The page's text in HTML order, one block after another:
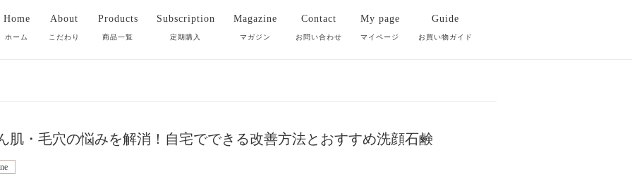
Home
ホーム
About
こだわり
Products
商品一覧
クレンジング
Subscription
定期購入
Magazine
マガジン
Contact
お問い合わせ
My page
マイページ
Guide
お買い物ガイド
肌・毛穴の悩みを解消！自宅でできる改善方法とおすすめ洗顔石鹸